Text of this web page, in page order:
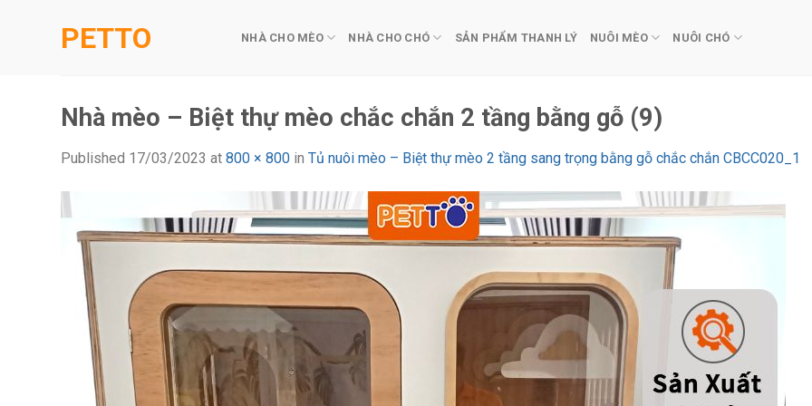
PETTO NHÀ CHO MÈO NHÀ CHO CHÓ SẢN PHẨM THANH LÝ NUÔI MÈO NUÔI CHÓ
Nhà mèo – Biệt thự mèo chắc chắn 2 tầng bằng gỗ (9)
Published 17/03/2023 at 800 × 800 in Tủ nuôi mèo – Biệt thự mèo 2 tầng sang trọng bằng gỗ chắc chắn CBCC020_1